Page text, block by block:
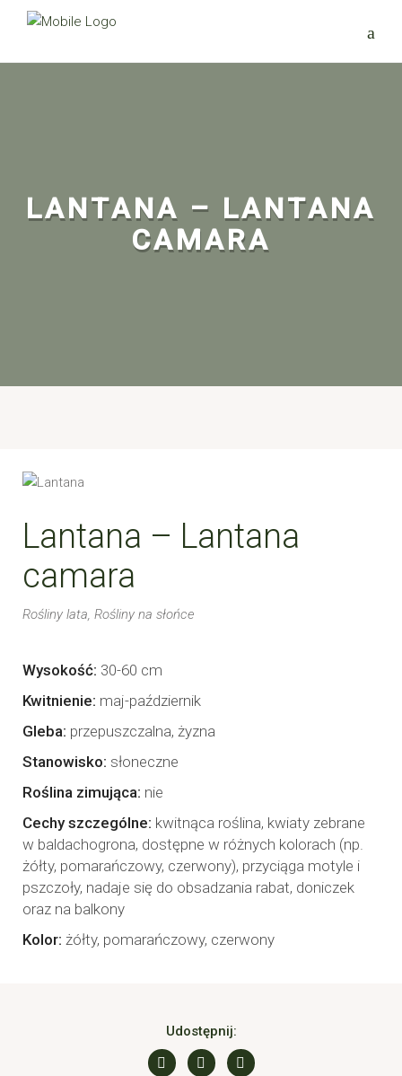
LANTANA – LANTANA
CAMARA
Lantana – Lantana
camara
Rośliny lata Rośliny na słońce
Wysokość 30-60 cm
Kwitnienie maj-październik
Gleba przepuszczalna, żyzna
Stanowisko słoneczne
Roślina zimująca nie
Cechy szczególne kwitnąca roślina, kwiaty zebrane
w baldachogrona, dostępne w różnych kolorach (np.
żółty, pomarańczowy, czerwony), przyciąga motyle i
pszczoły, nadaje się do obsadzania rabat, doniczek
oraz na balkony
Kolor żółty, pomarańczowy, czerwony
Udostępnij: